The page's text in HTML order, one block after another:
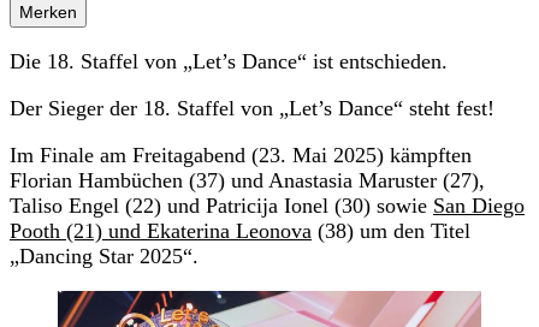
Merken
Die 18. Staffel von „Let’s Dance“ ist entschieden.
Der Sieger der 18. Staffel von „Let’s Dance“ steht fest!
Im Finale am Freitagabend (23. Mai 2025) kämpften
Florian Hambüchen (37) und Anastasia Maruster (27),
Taliso Engel (22) und Patricija Ionel (30) sowie San Diego
Pooth (21) und Ekaterina Leonova (38) um den Titel
„Dancing Star 2025“.